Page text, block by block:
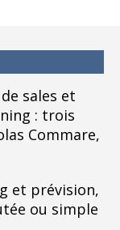
sales et
: trois
Commare,
et prévision,
ou simple